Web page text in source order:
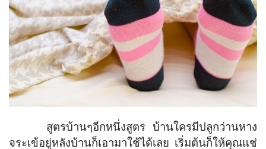
สูตรบ้านๆอีกหนึ่งสูตร บ้านใครมีปลูกว่านหาง
จระเข้อยู่หลังบ้านก็เอามาใช้ได้เลย เริ่มต้นก็ให้คุณแช่